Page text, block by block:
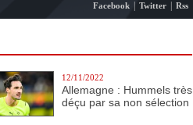
Photo
Facebook Twitter Rss
12/11/2022
Allemagne : Hummels très
déçu par sa non sélection